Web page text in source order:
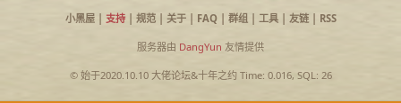
小黑屋| 支持| 规范| 关于| FAQ| 群组| 工具| 友链| RSS
服务器由 DangYun 友情提供
© 始于2020.10.10 大佬论坛&十年之约Time: 0.016, SQL: 26